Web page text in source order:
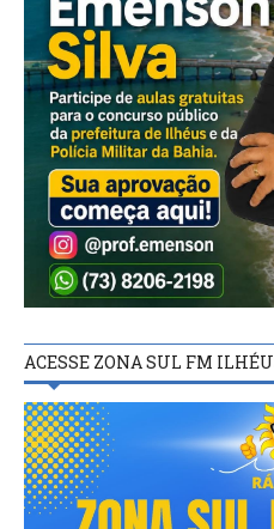
ACESSE ZONA SUL FM